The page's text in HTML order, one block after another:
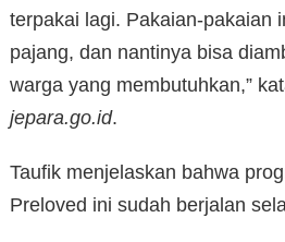
terpakai lagi. Pakaian-pakaian
pajang, dan nantinya bisa
warga yang membutuhkan,”
jepara.go.id.
Taufik menjelaskan bahwa
Preloved ini sudah berjalan